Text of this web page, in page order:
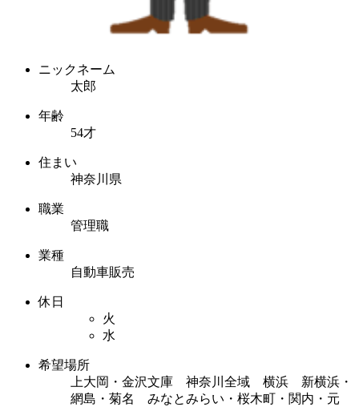
ニックネーム
太郎
年齢
54才
住まい
神奈川県
職業
管理職
業種
自動車販売
休日
火
水
希望場所
上大岡・金沢文庫 神奈川全域 横浜 新横浜・
網島・菊名 みなとみらい・桜木町・関内・元